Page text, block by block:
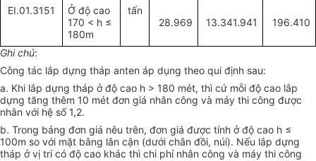
EI.01.3151
Ở độ cao
170 < h ≤
180m
tấn
28.969
13.341.941 196.410
Ghi chú:
Công tác lắp dựng tháp anten áp dụng theo qui định sau:
a. Khi lắp dựng tháp ở độ cao h > 180 mét, thì cứ mỗi độ cao lắp
dựng tăng thêm 10 mét đơn giá nhân công và máy thi công được
nhân với hệ số 1,2.
b. Trong bảng đơn giá nêu trên, đơn giá được tính ở độ cao h ≤
100m so với mặt bằng lân cận (dưới chân đồi, núi). Nếu lắp dựng
tháp ở vị trí có độ cao khác thì chi phí nhân công và máy thi công